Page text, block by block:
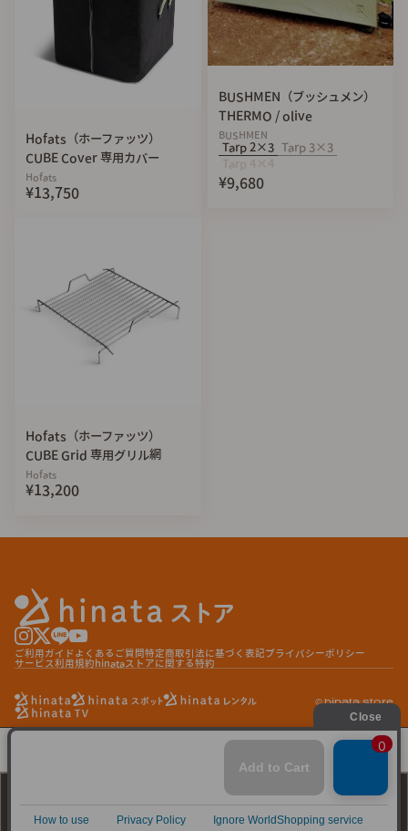
「TAKAO 70」がお手元に届いたら
①食器用洗剤などで洗い、よく乾かします。
②火にかけて熱し、水分を完全に飛ばします。
③冷めたら薄く食用油を塗って火にかけ、煙が出なくなった
この工程を3回ほど繰り返してください。
④鉄板表面が黒くなり、艶が出てきたらシーズニング完了で
す。
⑤使用後はコテやタワシなどで洗浄し、火にかけて水分をよ
※シーズニング・洗浄方法は一例です。ご自身にあった方法
でお試しください。
Hofats（ホーファッツ）
CUBE Cover 専用カバー
Hofats
¥13,750
Hofats（ホーファッツ）
CUBE Grid 専用グリル網
Hofats
¥13,200
BUSHMEN（ブッシュメン）
THERMO / olive
BUSHMEN
Tarp 2×3
Tarp 3×3
Tarp 4×4
¥9,680
マイテク ギア 極上鉄板「TAKAO70」 ¥13,400
選択中の商品が再入荷されましたら、お知らせいたします。
再入荷通知を受け取る
ご利用ガイド よくあるご質問特定商取引法に基づく表記プライバシーポリシー
サービス利用規約hinataストアに関する特約
© hinata store